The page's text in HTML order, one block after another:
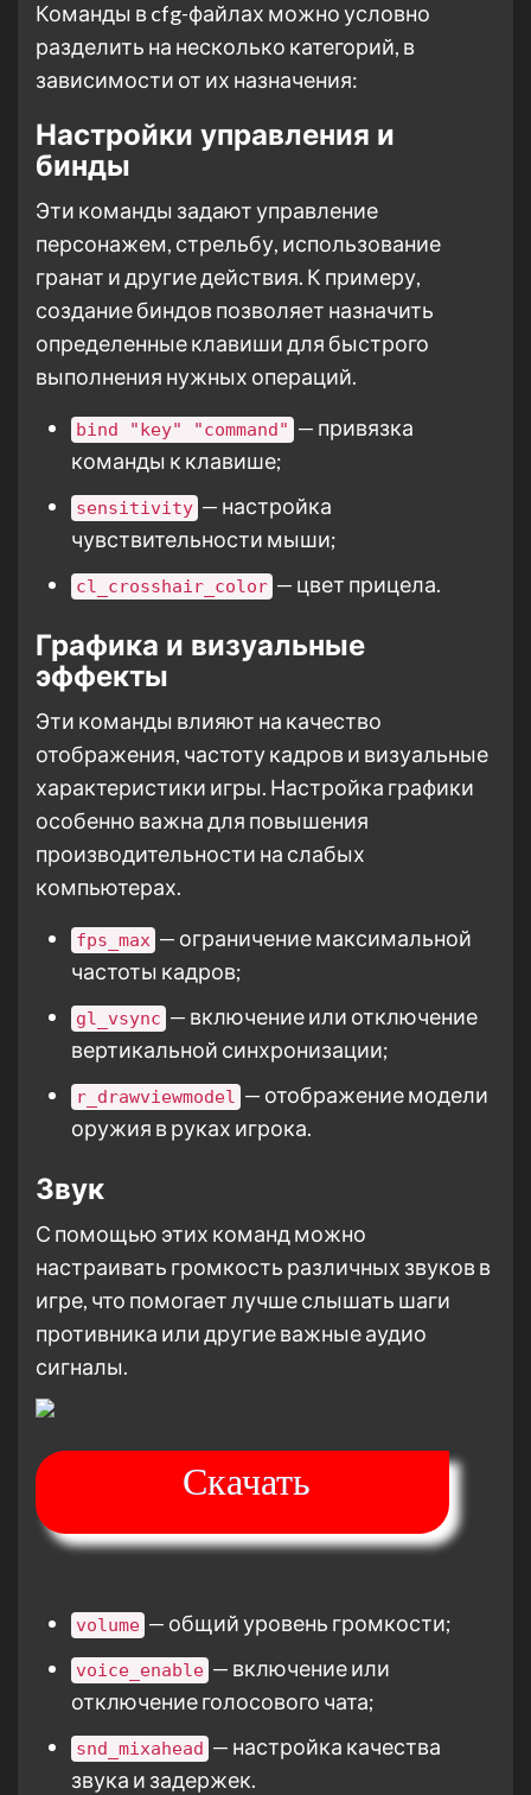
Команды в cfg-файлах можно условно
разделить на несколько категорий, в
зависимости от их назначения:
Настройки управления и
бинды
Эти команды задают управление
персонажем, стрельбу, использование
гранат и другие действия. К примеру,
создание биндов позволяет назначить
определенные клавиши для быстрого
выполнения нужных операций.
bind "key" "command" — привязка
команды к клавише;
sensitivity — настройка
чувствительности мыши;
cl_crosshair_color — цвет прицела.
Графика и визуальные
эффекты
Эти команды влияют на качество
отображения, частоту кадров и визуальные
характеристики игры. Настройка графики
особенно важна для повышения
производительности на слабых
компьютерах.
fps_max — ограничение максимальной
частоты кадров;
gl_vsync — включение или отключение
вертикальной синхронизации;
r_drawviewmodel — отображение модели
оружия в руках игрока.
Звук
С помощью этих команд можно
настраивать громкость различных звуков в
игре, что помогает лучше слышать шаги
противника или другие важные аудио
сигналы.
Скачать
volume — общий уровень громкости;
voice_enable — включение или
отключение голосового чата;
snd_mixahead — настройка качества
звука и задержек.